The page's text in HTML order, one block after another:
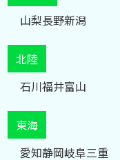
関東
東京
甲信越
山梨